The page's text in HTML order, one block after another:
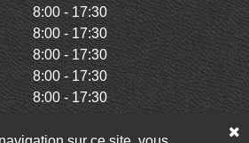
8:00 - 17:30
8:00 - 17:30
8:00 - 17:30
8:00 - 17:30
8:00 - 17:30
Fermé